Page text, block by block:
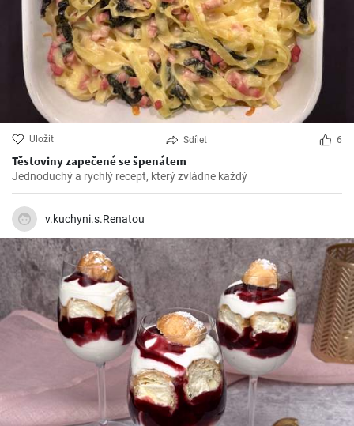
Uložit Sdílet 6
Těstoviny zapečené se špenátem
Jednoduchý a rychlý recept, který zvládne každý
v.kuchyni.s.Renatou